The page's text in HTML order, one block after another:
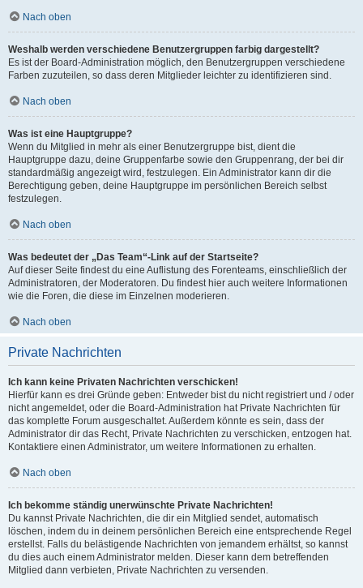
Nach oben
Weshalb werden verschiedene Benutzergruppen farbig dargestellt?
Es ist der Board-Administration möglich, den Benutzergruppen verschiedene
Farben zuzuteilen, so dass deren Mitglieder leichter zu identifizieren sind.
Nach oben
Was ist eine Hauptgruppe?
Wenn du Mitglied in mehr als einer Benutzergruppe bist, dient die
Hauptgruppe dazu, deine Gruppenfarbe sowie den Gruppenrang, der bei dir
standardmäßig angezeigt wird, festzulegen. Ein Administrator kann dir die
Berechtigung geben, deine Hauptgruppe im persönlichen Bereich selbst
festzulegen.
Nach oben
Was bedeutet der „Das Team“-Link auf der Startseite?
Auf dieser Seite findest du eine Auflistung des Forenteams, einschließlich der
Administratoren, der Moderatoren. Du findest hier auch weitere Informationen
wie die Foren, die diese im Einzelnen moderieren.
Nach oben
Private Nachrichten
Ich kann keine Privaten Nachrichten verschicken!
Hierfür kann es drei Gründe geben: Entweder bist du nicht registriert und / oder
nicht angemeldet, oder die Board-Administration hat Private Nachrichten für
das komplette Forum ausgeschaltet. Außerdem könnte es sein, dass der
Administrator dir das Recht, Private Nachrichten zu verschicken, entzogen hat.
Kontaktiere einen Administrator, um weitere Informationen zu erhalten.
Nach oben
Ich bekomme ständig unerwünschte Private Nachrichten!
Du kannst Private Nachrichten, die dir ein Mitglied sendet, automatisch
löschen, indem du in deinem persönlichen Bereich eine entsprechende Regel
erstellst. Falls du belästigende Nachrichten von jemandem erhältst, so kannst
du dies auch einem Administrator melden. Dieser kann dem betreffenden
Mitglied dann verbieten, Private Nachrichten zu versenden.